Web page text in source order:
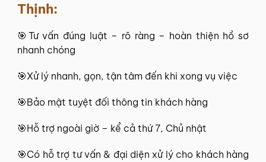
Thịnh:
🎯Tư vấn đúng luật – rõ ràng – hoàn thiện hồ sơ
nhanh chóng
🎯Xử lý nhanh, gọn, tận tâm đến khi xong vụ việc
🎯Bảo mật tuyệt đối thông tin khách hàng
🎯Hỗ trợ ngoài giờ – kể cả thứ 7, Chủ nhật
🎯Có hỗ trợ tư vấn & đại diện xử lý cho khách hàng